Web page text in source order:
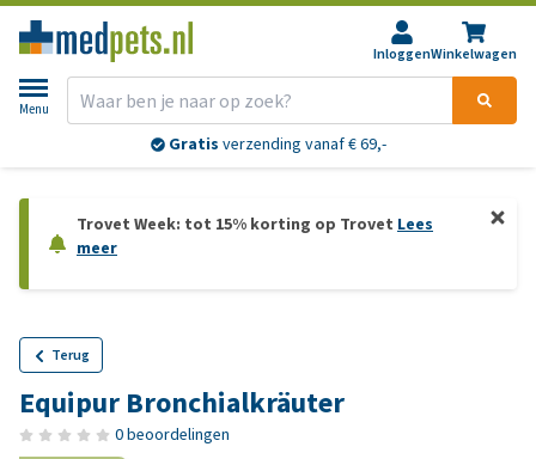
InloggenWinkelwagen
Menu
Gratis verzending vanaf € 69,-
Trovet Week: tot 15% korting op Trovet Lees
meer
Terug
Equipur Bronchialkräuter
0 beoordelingen